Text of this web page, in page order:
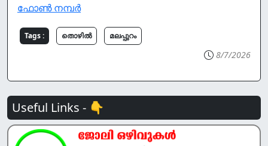
ഫോൺ നമ്പർ
Tags : തൊഴില്‍ മലപ്പുറം
8/7/2026
Useful Links - 👇